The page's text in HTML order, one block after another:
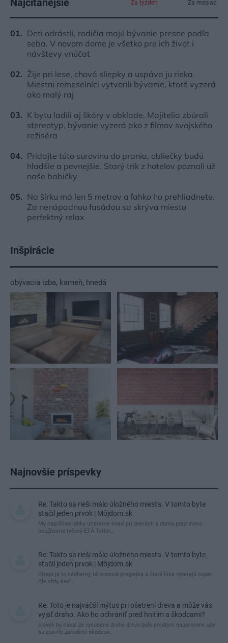
Najčítanejšie Za týždeň Za mesiac
Deti odrástli, rodičia majú bývanie presne podľa
seba. V novom dome je všetko pre ich život i
návštevy vnúčat
Žije pri lese, chová sliepky a uspáva ju rieka.
Miestni remeselníci vytvorili bývanie, ktoré vyzerá
ako malý raj
K bytu ladili aj škáry v obklade. Majitelia zbúrali
stereotyp, bývanie vyzerá ako z filmov svojského
režiséra
Pridajte túto surovinu do prania, obliečky budú
hladšie a pevnejšie. Starý trik z hotelov poznali už
naše babičky
Na šírku má len 5 metrov a ľahko ho prehliadnete.
Za nenápadnou fasádou sa skrýva miesto
perfektný relax
Inšpirácie
obývacia izba, kameň, hnedá
Najnovšie príspevky
Re: Takto sa rieši málo úložného miesta. V tomto byte
stačil jeden prvok | Môjdom.sk
My napríklad labky utierame hneď pri dverách a doma pred dvere
používame tyčový ETA Terier…
Re: Takto sa rieši málo úložného miesta. V tomto byte
stačil jeden prvok | Môjdom.sk
Dizajn je to nádherný, tá brezová preglejka a čisté línie vyzerajú super.
Ale vždy, keď…
Re: Toto je najväčší mýtus pri ošetrení dreva a môže vás
vyjsť draho. Ako ho ochrániť pred hnitím a škodcami?
clovek by cakal ze vysusene drahe drevo bolo predtym naparovane aby
sa zbavilo zarodkov skodcov...